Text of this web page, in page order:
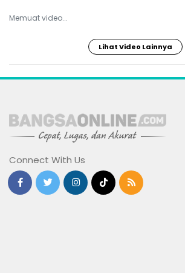
Memuat video...
Lihat Video Lainnya
Connect With Us